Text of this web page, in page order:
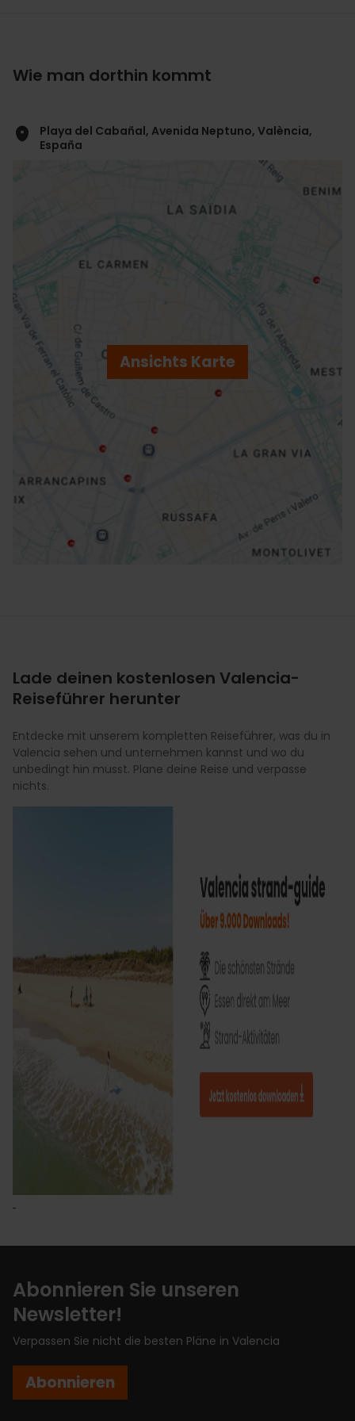
Wie man dorthin kommt
Playa del Cabañal, Avenida Neptuno, València,
España
Ansichts Karte
Richtungen
Lade deinen kostenlosen Valencia-
Reiseführer herunter
Entdecke mit unserem kompletten Reiseführer, was du in
Valencia sehen und unternehmen kannst und wo du
unbedingt hin musst. Plane deine Reise und verpasse
nichts.
Abonnieren Sie unseren
Newsletter!
Verpassen Sie nicht die besten Pläne in Valencia
Abonnieren